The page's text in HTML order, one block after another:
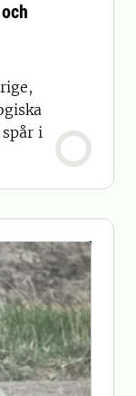
i